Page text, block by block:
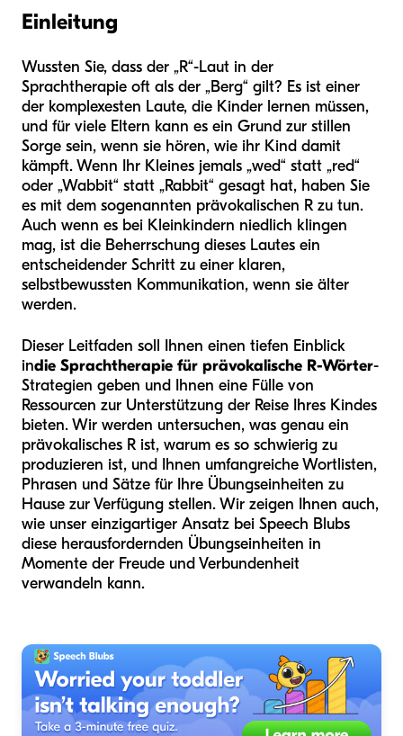
Einleitung
Wussten Sie, dass der „R“-Laut in der
Sprachtherapie oft als der „Berg“ gilt? Es ist einer
der komplexesten Laute, die Kinder lernen müssen,
und für viele Eltern kann es ein Grund zur stillen
Sorge sein, wenn sie hören, wie ihr Kind damit
kämpft. Wenn Ihr Kleines jemals „wed“ statt „red“
oder „Wabbit“ statt „Rabbit“ gesagt hat, haben Sie
es mit dem sogenannten prävokalischen R zu tun.
Auch wenn es bei Kleinkindern niedlich klingen
mag, ist die Beherrschung dieses Lautes ein
entscheidender Schritt zu einer klaren,
selbstbewussten Kommunikation, wenn sie älter
werden.
Dieser Leitfaden soll Ihnen einen tiefen Einblick
indie Sprachtherapie für prävokalische R-Wörter-
Strategien geben und Ihnen eine Fülle von
Ressourcen zur Unterstützung der Reise Ihres Kindes
bieten. Wir werden untersuchen, was genau ein
prävokalisches R ist, warum es so schwierig zu
produzieren ist, und Ihnen umfangreiche Wortlisten,
Phrasen und Sätze für Ihre Übungseinheiten zu
Hause zur Verfügung stellen. Wir zeigen Ihnen auch,
wie unser einzigartiger Ansatz bei Speech Blubs
diese herausfordernden Übungseinheiten in
Momente der Freude und Verbundenheit
verwandeln kann.